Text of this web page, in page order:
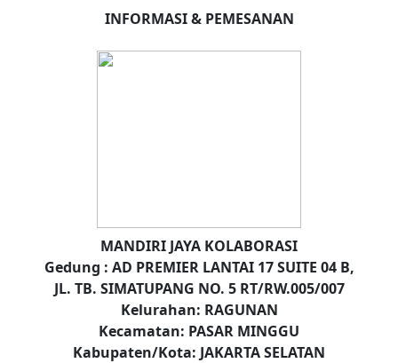
INFORMASI & PEMESANAN
MANDIRI JAYA KOLABORASI
Gedung : AD PREMIER LANTAI 17 SUITE 04 B,
JL. TB. SIMATUPANG NO. 5 RT/RW.005/007
Kelurahan: RAGUNAN
Kecamatan: PASAR MINGGU
Kabupaten/Kota: JAKARTA SELATAN